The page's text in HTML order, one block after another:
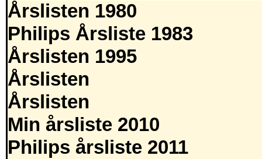
Årslisten 1980
Philips Årsliste 1983
Årslisten 1995
Årslisten
Årslisten
Min årsliste 2010
Philips årsliste 2011